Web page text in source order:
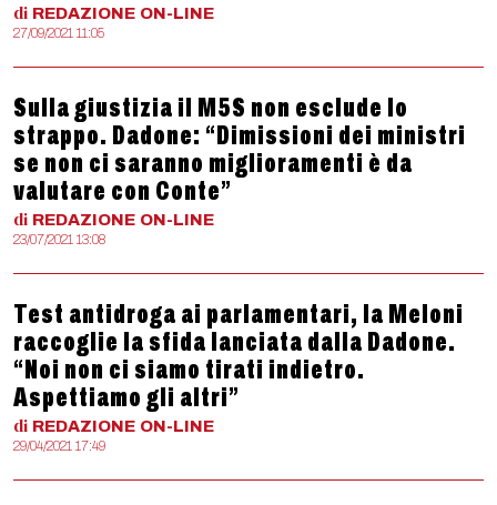
di REDAZIONE ON-LINE
27/09/2021 11:05
Sulla giustizia il M5S non esclude lo
strappo. Dadone: “Dimissioni dei ministri
se non ci saranno miglioramenti è da
valutare con Conte”
di REDAZIONE ON-LINE
23/07/2021 13:08
Test antidroga ai parlamentari, la Meloni
raccoglie la sfida lanciata dalla Dadone.
“Noi non ci siamo tirati indietro.
Aspettiamo gli altri”
di REDAZIONE ON-LINE
29/04/2021 17:49